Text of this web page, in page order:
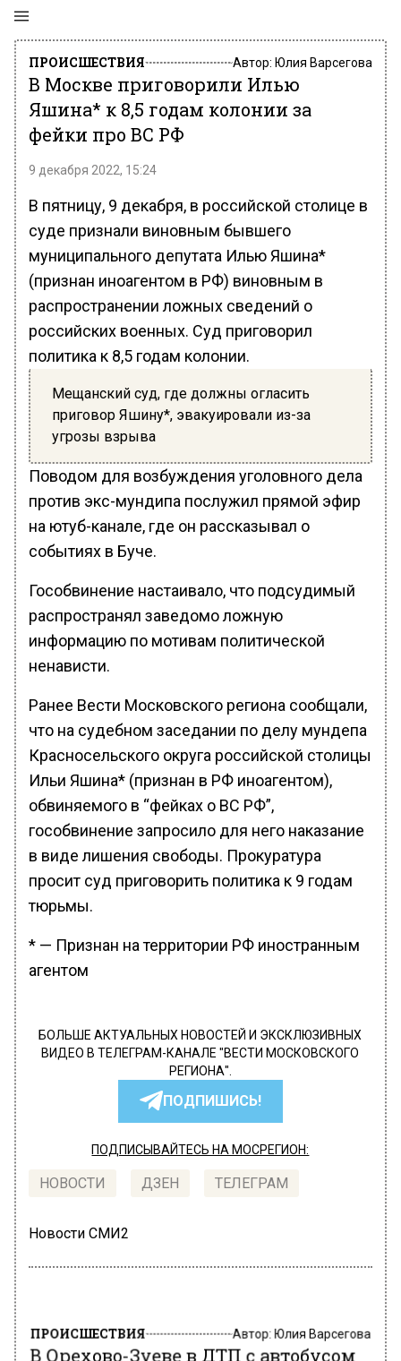
ПРОИСШЕСТВИЯ Автор: Юлия Варсегова
В Москве приговорили Илью
Яшина* к 8,5 годам колонии за
фейки про ВС РФ
9 декабря 2022, 15:24
В пятницу, 9 декабря, в российской столице в
суде признали виновным бывшего
муниципального депутата Илью Яшина*
(признан иноагентом в РФ) виновным в
распространении ложных сведений о
российских военных. Суд приговорил
политика к 8,5 годам колонии.
Мещанский суд, где должны огласить
приговор Яшину*, эвакуировали из-за
угрозы взрыва
Поводом для возбуждения уголовного дела
против экс-мундипа послужил прямой эфир
на ютуб-канале, где он рассказывал о
событиях в Буче.
Гособвинение настаивало, что подсудимый
распространял заведомо ложную
информацию по мотивам политической
ненависти.
Ранее Вести Московского региона сообщали,
что на судебном заседании по делу мундепа
Красносельского округа российской столицы
Ильи Яшина* (признан в РФ иноагентом),
обвиняемого в “фейках о ВС РФ”,
гособвинение запросило для него наказание
в виде лишения свободы. Прокуратура
просит суд приговорить политика к 9 годам
тюрьмы.
* — Признан на территории РФ иностранным
агентом
БОЛЬШЕ АКТУАЛЬНЫХ НОВОСТЕЙ И ЭКСКЛЮЗИВНЫХ
ВИДЕО В ТЕЛЕГРАМ-КАНАЛЕ "ВЕСТИ МОСКОВСКОГО
РЕГИОНА".
ПОДПИШИСЬ!
ПОДПИСЫВАЙТЕСЬ НА МОСРЕГИОН:
НОВОСТИ ДЗЕН ТЕЛЕГРАМ
Новости СМИ2
ПРОИСШЕСТВИЯ Автор:Юлия Варсегова
В Орехово-Зуеве в ДТП с автобусом